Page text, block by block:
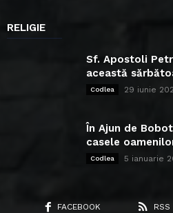
RELIGIE
Sf. Apostoli
această
Codlea 29 iunie
În Ajun de
casele
Codlea 5 ianuarie
FACEBOOK RSS